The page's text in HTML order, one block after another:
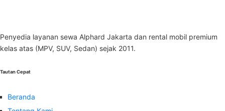
Penyedia layanan sewa Alphard Jakarta dan rental mobil premium
kelas atas (MPV, SUV, Sedan) sejak 2011.
Tautan Cepat
Beranda